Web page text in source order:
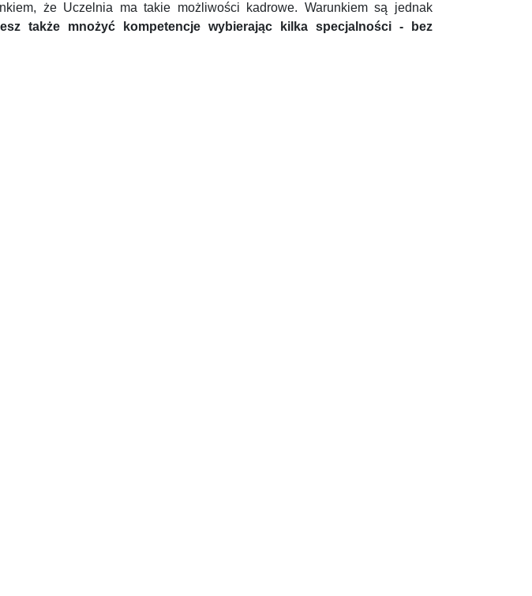
że Uczelnia ma takie możliwości kadrowe. Warunkiem są jednak
także mnożyć kompetencje wybierając kilka specjalności - bez